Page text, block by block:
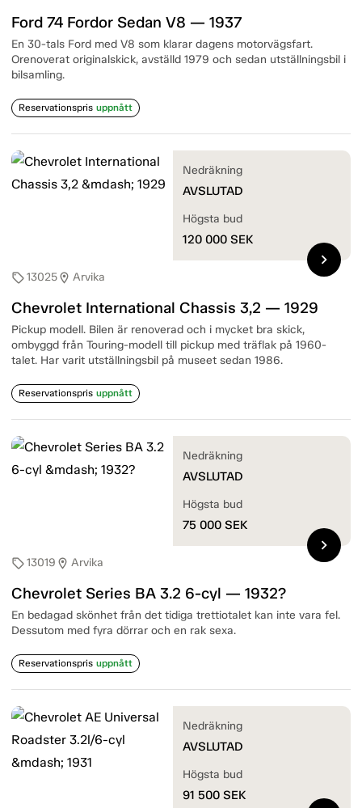
Ford 74 Fordor Sedan V8 — 1937
En 30-tals Ford med V8 som klarar dagens motorvägsfart.
Orenoverat originalskick, avställd 1979 och sedan utställningsbil i
bilsamling.
Reservationspris uppnått
sell13025location_on Arvika
Chevrolet International Chassis 3,2 — 1929
Pickup modell. Bilen är renoverad och i mycket bra skick,
ombyggd från Touring-modell till pickup med träflak på 1960-
talet. Har varit utställningsbil på museet sedan 1986.
Reservationspris uppnått
Nedräkning
AVSLUTAD
Högsta bud
120 000 SEK
chevron_right
sell13019 location_on Arvika
Chevrolet Series BA 3.2 6-cyl — 1932?
En bedagad skönhet från det tidiga trettiotalet kan inte vara fel.
Dessutom med fyra dörrar och en rak sexa.
Reservationspris uppnått
Nedräkning
AVSLUTAD
Högsta bud
75 000 SEK
chevron_right
Nedräkning
AVSLUTAD
Högsta bud
91 500 SEK